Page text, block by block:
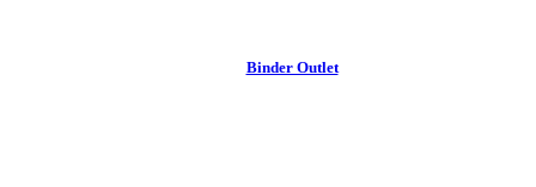
Binder Outlet